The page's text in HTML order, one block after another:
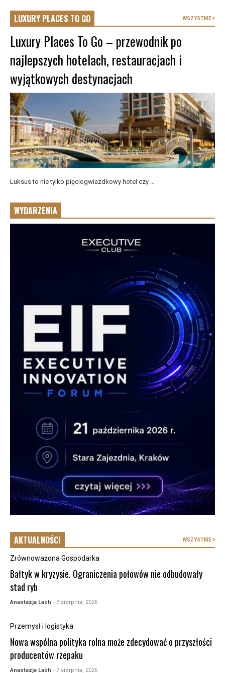
LUXURY PLACES TO GO WSZYSTKIE
Luxury Places To Go – przewodnik po
najlepszych hotelach, restauracjach i
wyjątkowych destynacjach
Luksus to nie tylko pięciogwiazdkowy hotel czy ...
WYDARZENIA
AKTUALNOŚCI WSZYSTKIE
Zrównoważona Gospodarka
Bałtyk w kryzysie. Ograniczenia połowów nie odbudowały
stad ryb
Anastazja Lach - 7 sierpnia, 2026
Przemysł i logistyka
Nowa wspólna polityka rolna może zdecydować o przyszłości
producentów rzepaku
Anastazja Lach - 7 sierpnia, 2026